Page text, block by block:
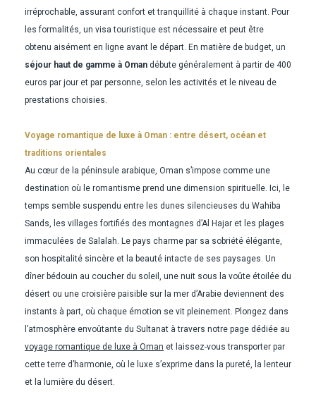
irréprochable, assurant confort et tranquillité à chaque instant. Pour
les formalités, un visa touristique est nécessaire et peut être
obtenu aisément en ligne avant le départ. En matière de budget, un
séjour haut de gamme à Oman débute généralement à partir de 400
euros par jour et par personne, selon les activités et le niveau de
prestations choisies.
Voyage romantique de luxe à Oman : entre désert, océan et
traditions orientales
Au cœur de la péninsule arabique, Oman s’impose comme une
destination où le romantisme prend une dimension spirituelle. Ici, le
temps semble suspendu entre les dunes silencieuses du Wahiba
Sands, les villages fortifiés des montagnes d’Al Hajar et les plages
immaculées de Salalah. Le pays charme par sa sobriété élégante,
son hospitalité sincère et la beauté intacte de ses paysages. Un
dîner bédouin au coucher du soleil, une nuit sous la voûte étoilée du
désert ou une croisière paisible sur la mer d’Arabie deviennent des
instants à part, où chaque émotion se vit pleinement. Plongez dans
l’atmosphère envoûtante du Sultanat à travers notre page dédiée au
voyage romantique de luxe à Oman et laissez-vous transporter par
cette terre d’harmonie, où le luxe s’exprime dans la pureté, la lenteur
et la lumière du désert.